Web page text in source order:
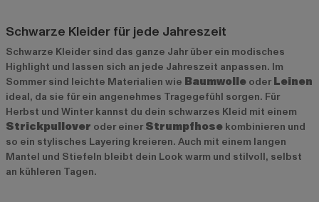
Schwarze Kleider für jede Jahreszeit
Schwarze Kleider sind das ganze Jahr über ein modisches
Highlight und lassen sich an jede Jahreszeit anpassen. Im
Sommer sind leichte Materialien wie Baumwolle oder Leinen
ideal, da sie für ein angenehmes Tragegefühl sorgen. Für
Herbst und Winter kannst du dein schwarzes Kleid mit einem
Strickpullover oder einer Strumpfhose kombinieren und
so ein stylisches Layering kreieren. Auch mit einem langen
Mantel und Stiefeln bleibt dein Look warm und stilvoll, selbst
an kühleren Tagen.